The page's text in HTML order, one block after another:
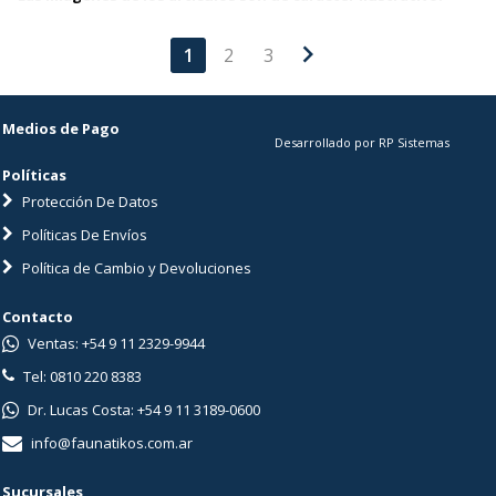
1 2 3 chevron_right
Medios de Pago
Políticas
Protección De Datos
Políticas De Envíos
Política de Cambio y Devoluciones
Desarrollado por RP Sistemas
Contacto
Ventas: +54 9 11 2329-9944
Tel: 0810 220 8383
Dr. Lucas Costa: +54 9 11 3189-0600
info@faunatikos.com.ar
Sucursales